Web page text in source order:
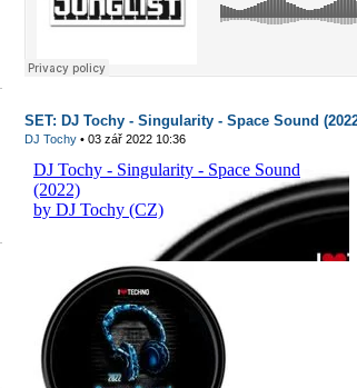
SET: DJ Tochy - Singularity - Space Sound
DJ Tochy • 03 zář 2022 10:36